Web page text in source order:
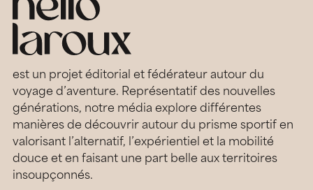
est un projet éditorial et fédérateur autour du
voyage d’aventure. Représentatif des nouvelles
générations, notre média explore différentes
manières de découvrir autour du prisme sportif en
valorisant l’alternatif, l’expérientiel et la mobilité
douce et en faisant une part belle aux territoires
insoupçonnés.